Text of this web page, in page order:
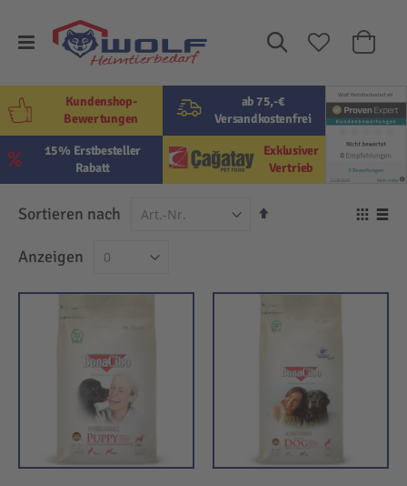
Suche
Mein
ab 75,-€
Versandkostenfrei
Exklusiver
Vertrieb
15% Erstbesteller
Rabatt
Kundenshop-
Bewertungen
Sortieren nach
In
Anzeigen